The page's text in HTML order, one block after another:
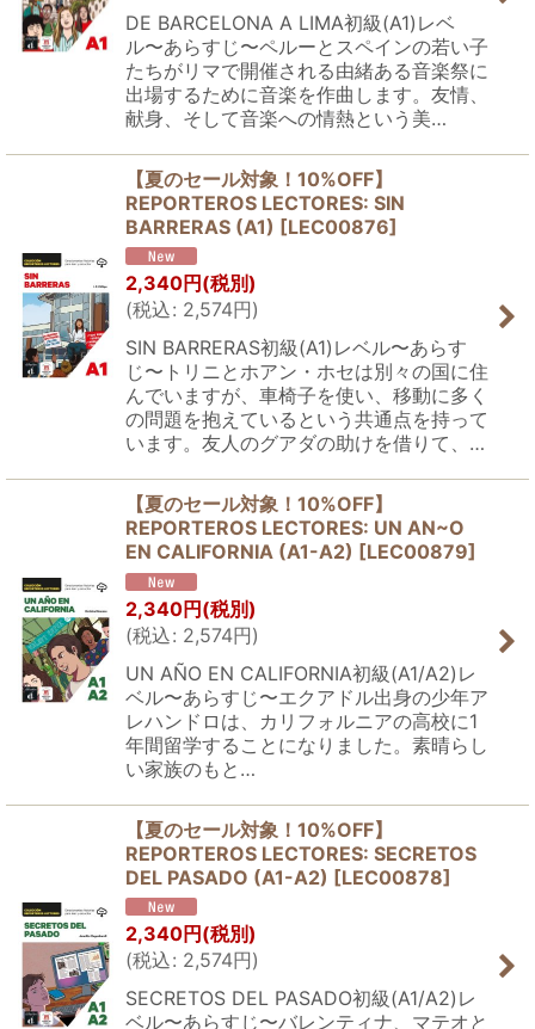
DE BARCELONA A LIMA初級(A1)レベ
ル〜あらすじ〜ペルーとスペインの若い子
たちがリマで開催される由緒ある音楽祭に
出場するために音楽を作曲します。友情、
献身、そして音楽への情熱という美…
【夏のセール対象！10%OFF】
REPORTEROS LECTORES: SIN
BARRERAS (A1) [LEC00876]
2,340円 (税別)
(税込: 2,574円)
SIN BARRERAS初級(A1)レベル〜あらす
じ〜トリニとホアン・ホセは別々の国に住
んでいますが、車椅子を使い、移動に多く
の問題を抱えているという共通点を持って
います。友人のグアダの助けを借りて、…
【夏のセール対象！10%OFF】
REPORTEROS LECTORES: UN AN~O
EN CALIFORNIA (A1-A2) [LEC00879]
2,340円(税別)
(税込: 2,574円)
UN AÑO EN CALIFORNIA初級(A1/A2)レ
ベル〜あらすじ〜エクアドル出身の少年ア
レハンドロは、カリフォルニアの高校に1
年間留学することになりました。素晴らし
い家族のもと…
【夏のセール対象！10%OFF】
REPORTEROS LECTORES: SECRETOS
DEL PASADO (A1-A2) [LEC00878]
2,340円(税別)
(税込: 2,574円)
SECRETOS DEL PASADO初級(A1/A2)レ
ベル〜あらすじ〜バレンティナ、マテオと